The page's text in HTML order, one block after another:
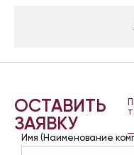
ОСТАВИТЬ
ЗАЯВКУ
Имя (Наименование